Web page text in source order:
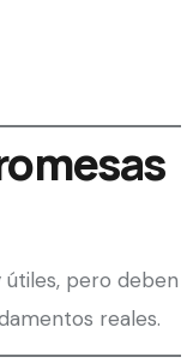
útiles, pero deben
reales.